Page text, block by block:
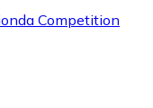
Competition